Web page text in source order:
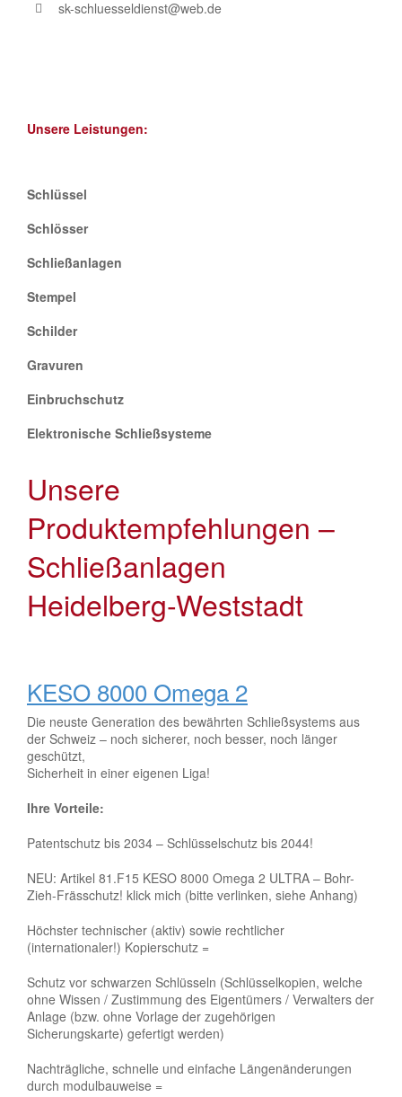
sk-schluesseldienst@web.de
Unsere Leistungen:
Schlüssel
Schlösser
Schließanlagen
Stempel
Schilder
Gravuren
Einbruchschutz
Elektronische Schließsysteme
Unsere
Produktempfehlungen –
Schließanlagen
Heidelberg-Weststadt
KESO 8000 Omega 2
Die neuste Generation des bewährten Schließsystems aus
der Schweiz – noch sicherer, noch besser, noch länger
geschützt,
Sicherheit in einer eigenen Liga!
Ihre Vorteile:
Patentschutz bis 2034 – Schlüsselschutz bis 2044!
NEU: Artikel 81.F15 KESO 8000 Omega 2 ULTRA – Bohr-
Zieh-Frässchutz! klick mich (bitte verlinken, siehe Anhang)
Höchster technischer (aktiv) sowie rechtlicher
(internationaler!) Kopierschutz =
Schutz vor schwarzen Schlüsseln (Schlüsselkopien, welche
ohne Wissen / Zustimmung des Eigentümers / Verwalters der
Anlage (bzw. ohne Vorlage der zugehörigen
Sicherungskarte) gefertigt werden)
Nachträgliche, schnelle und einfache Längenänderungen
durch modulbauweise =